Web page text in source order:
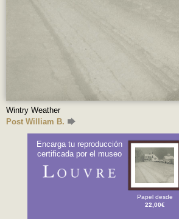
Wintry Weather
Post William B.
Encarga tu reproducción
certificada por el museo
Papel desde
22,00€